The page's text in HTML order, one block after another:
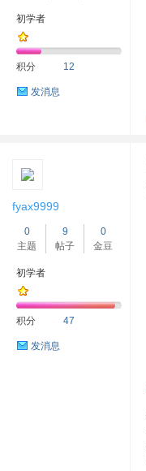
初学者
积分 12
发消息
fyax9999
0
主题
9
帖子
0
金豆
初学者
积分 47
发消息